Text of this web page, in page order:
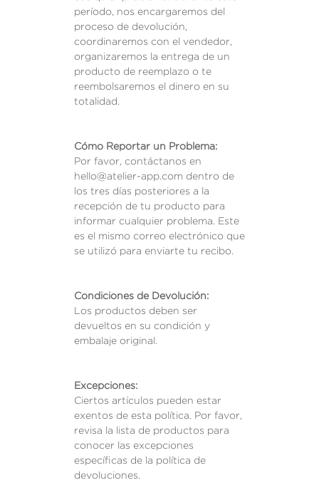
período, nos encargaremos del
proceso de devolución,
coordinaremos con el vendedor,
organizaremos la entrega de un
producto de reemplazo o te
reembolsaremos el dinero en su
totalidad.
Cómo Reportar un Problema:
Por favor, contáctanos en
hello@atelier-app.com dentro de
los tres días posteriores a la
recepción de tu producto para
informar cualquier problema. Este
es el mismo correo electrónico que
se utilizó para enviarte tu recibo.
Condiciones de Devolución:
Los productos deben ser
devueltos en su condición y
embalaje original.
Excepciones:
Ciertos artículos pueden estar
exentos de esta política. Por favor,
revisa la lista de productos para
conocer las excepciones
específicas de la política de
devoluciones.